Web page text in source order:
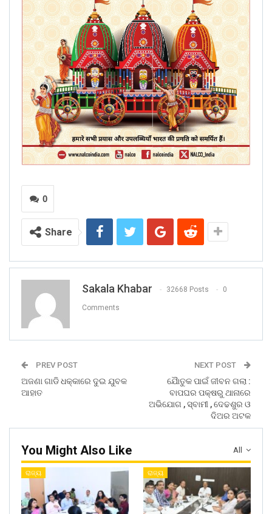
0
Share
Sakala Khabar 32668 Posts 0
Comments
PREV POST
ଅଜଣା ଗାଡି ଧକ୍କାରେ ଦୁଇ ଯୁବକ
ଆହାତ
NEXT POST
ଯୈାତୁକ ପାଇଁ ଜୀବନ ଗଲା :
ବାପଘର ପକ୍ଷରୁ ଥାନାରେ
ଅଭିଯୋଗ , ସ୍ବାମୀ , ଦେଢଶୁର ଓ
ଦିଅର ଅଟକ
All
You Might Also Like
ରାଜ୍ୟ ରାଜ୍ୟ